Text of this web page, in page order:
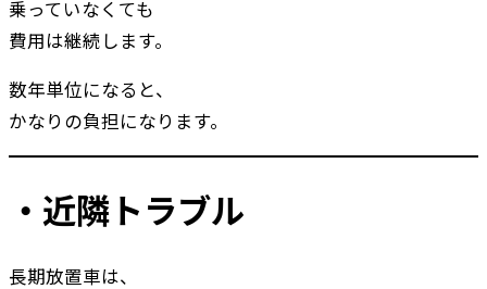
乗っていなくても
費用は継続します。
数年単位になると、
かなりの負担になります。
・近隣トラブル
長期放置車は、